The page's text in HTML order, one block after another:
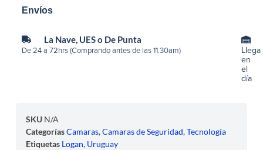
Envíos
La Nave, UES o De Punta
De 24 a 72hrs (Comprando antes de las 11.30am)
Llega
en
el
día
SKU N/A
CategoríasCamaras,Camaras de Seguridad,Tecnología
Etiquetas Logan, Uruguay